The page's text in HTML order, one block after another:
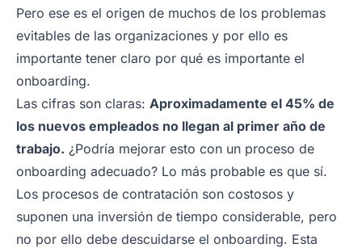
Pero ese es el origen de muchos de los problemas
evitables de las organizaciones y por ello es
importante tener claro por qué es importante el
onboarding.
Las cifras son claras: Aproximadamente el 45% de
los nuevos empleados no llegan al primer año de
trabajo. ¿Podría mejorar esto con un proceso de
onboarding adecuado? Lo más probable es que sí.
Los procesos de contratación son costosos y
suponen una inversión de tiempo considerable, pero
no por ello debe descuidarse el onboarding. Esta